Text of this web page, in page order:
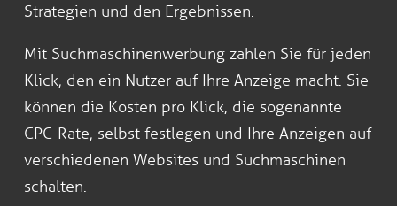
Strategien und den Ergebnissen.
Mit Suchmaschinenwerbung zahlen Sie für jeden
Klick, den ein Nutzer auf Ihre Anzeige macht. Sie
können die Kosten pro Klick, die sogenannte
CPC-Rate, selbst festlegen und Ihre Anzeigen auf
verschiedenen Websites und Suchmaschinen
schalten.